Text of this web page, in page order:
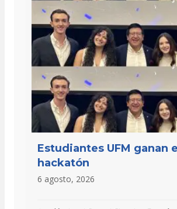
Estudiantes UFM ganan
hackatón
6 agosto, 2026